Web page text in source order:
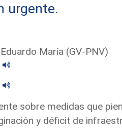
urgente.
María (GV-PNV)
sobre medidas que
y déficit de